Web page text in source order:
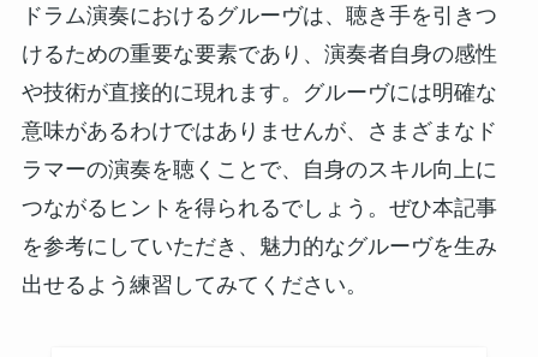
ドラム演奏におけるグルーヴは、聴き手を引きつ
けるための重要な要素であり、演奏者自身の感性
や技術が直接的に現れます。グルーヴには明確な
意味があるわけではありませんが、さまざまなド
ラマーの演奏を聴くことで、自身のスキル向上に
つながるヒントを得られるでしょう。ぜひ本記事
を参考にしていただき、魅力的なグルーヴを生み
出せるよう練習してみてください。